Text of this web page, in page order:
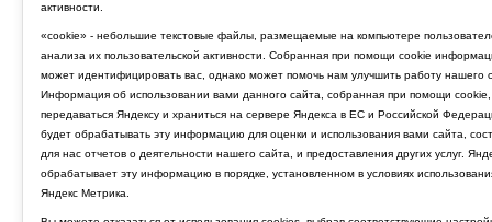
активности.
«cookie» - небольшие текстовые файлы, размещаемые на компьютере
анализа их пользовательской активности. Собранная при помощи cookie
может идентифицировать вас, однако может помочь нам улучшить работу нашего
Информация об использовании вами данного сайта, собранная при помощи cookie,
передаваться Яндексу и храниться на сервере Яндекса в ЕС и Российской
будет обрабатывать эту информацию для оценки и использования вами сайта,
для нас отчетов о деятельности нашего сайта, и предоставления других услуг.
обрабатывает эту информацию в порядке, установленном в условиях
Яндекс Метрика.